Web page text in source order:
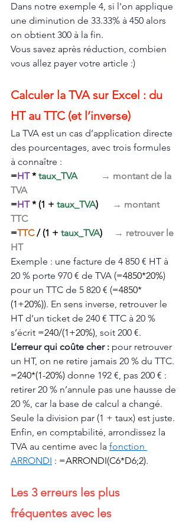
Dans notre exemple 4, si l'on applique
une diminution de 33.33% à 450 alors
on obtient 300 à la fin.
Vous savez après réduction, combien
vous allez payer votre article :)
Calculer la TVA sur Excel : du
HT au TTC (et l’inverse)
La TVA est un cas d’application directe
des pourcentages, avec trois formules
à connaître :
=HT * taux_TVA
→ montant de la
TVA
=HT * (1 + taux_TVA)
→ montant
TTC
=TTC / (1 + taux_TVA)
→ retrouver le
HT
Exemple : une facture de 4 850 € HT à
20 % porte 970 € de TVA (=4850*20%)
pour un TTC de 5 820 € (=4850*
(1+20%)). En sens inverse, retrouver le
HT d’un ticket de 240 € TTC à 20 %
s’écrit =240/(1+20%), soit 200 €.
L’erreur qui coûte cher : pour retrouver
un HT, on ne retire jamais 20 % du TTC.
=240*(1-20%) donne 192 €, pas 200 € :
retirer 20 % n’annule pas une hausse de
20 %, car la base de calcul a changé.
Seule la division par (1 + taux) est juste.
Enfin, en comptabilité, arrondissez la
TVA au centime avec la fonction
ARRONDI : =ARRONDI(C6*D6;2).
Les 3 erreurs les plus
fréquentes avec les